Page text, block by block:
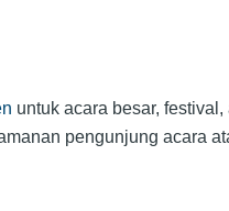
untuk acara besar,
pengunjung acara